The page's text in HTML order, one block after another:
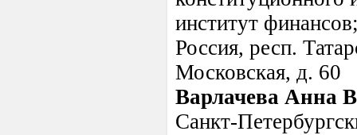
институт
Россия, респ.
Московская, д. 60
Варлачева Анна
Санкт-